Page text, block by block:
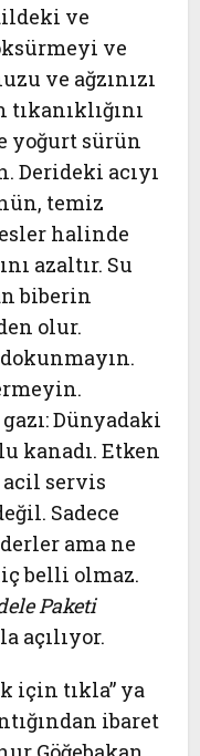
ve
ve
ve ağzınızı
yoğurt sürün
Derideki acıyı
temiz
halinde
azaltır. Su
biberin
olur.
Dünyadaki
kanadı. Etken
acil servis
Sadece
ama ne
belli olmaz.
Paketi
açılıyor.
için tıkla” ya
ibaret